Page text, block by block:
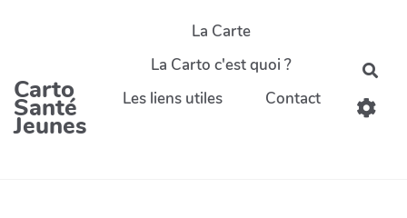
Carto
Santé
Jeunes
La Carte
La Carto c'est quoi ?
Les liens utiles
Contact